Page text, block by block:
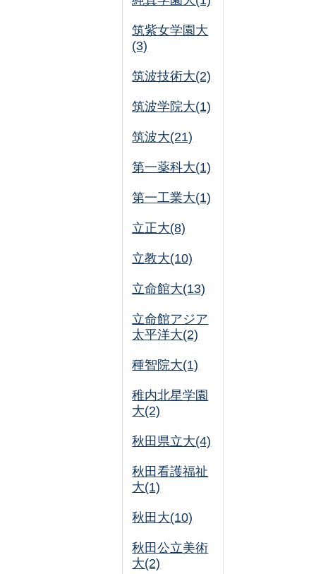
筑紫女学園大
(3)
筑波技術大(2)
筑波学院大(1)
筑波大(21)
第一薬科大(1)
第一工業大(1)
立正大(8)
立教大(10)
立命館大(13)
立命館アジア
太平洋大(2)
種智院大(1)
稚内北星学園
大(2)
秋田県立大(4)
秋田看護福祉
大(1)
秋田大(10)
秋田公立美術
大(2)